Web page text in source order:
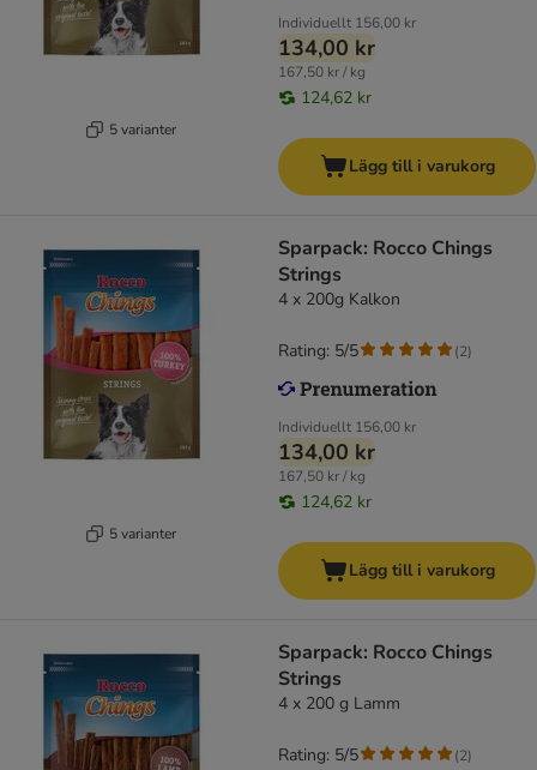
5 varianter
Individuellt 156,00 kr
134,00 kr
167,50 kr / kg
124,62 kr
Lägg till i varukorg
5 varianter
Sparpack: Rocco Chings
Strings
4 x 200g Kalkon
Individuellt 156,00 kr
134,00 kr
167,50 kr / kg
124,62 kr
Rating: 5/5 (2)
Lägg till i varukorg
Sparpack: Rocco Chings
Strings
4 x 200 g Lamm
Rating: 5/5 (2)